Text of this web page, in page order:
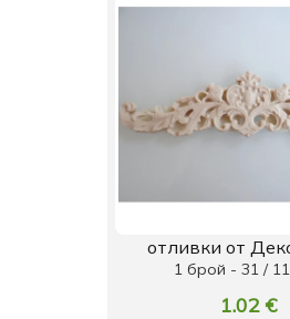
отливки от
1 брой - 31 /
1.02 €